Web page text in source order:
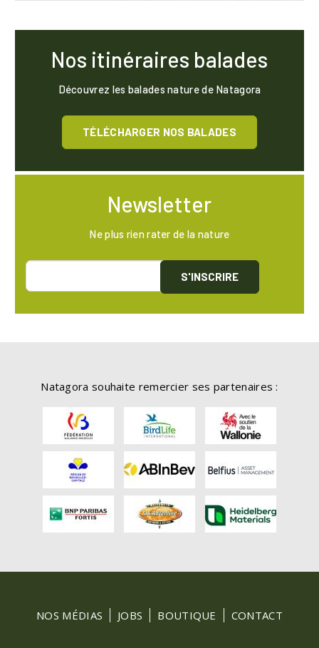
Nos itinéraires balades
Découvrez les balades nature de Natagora
TÉLÉCHARGER NOS BALADES
Newsletter
Ne plus rien rater de la nature
S'INSCRIRE
Natagora souhaite remercier ses partenaires :
FOOTER
MENU
NOS MÉDIAS JOBS BOUTIQUE CONTACT